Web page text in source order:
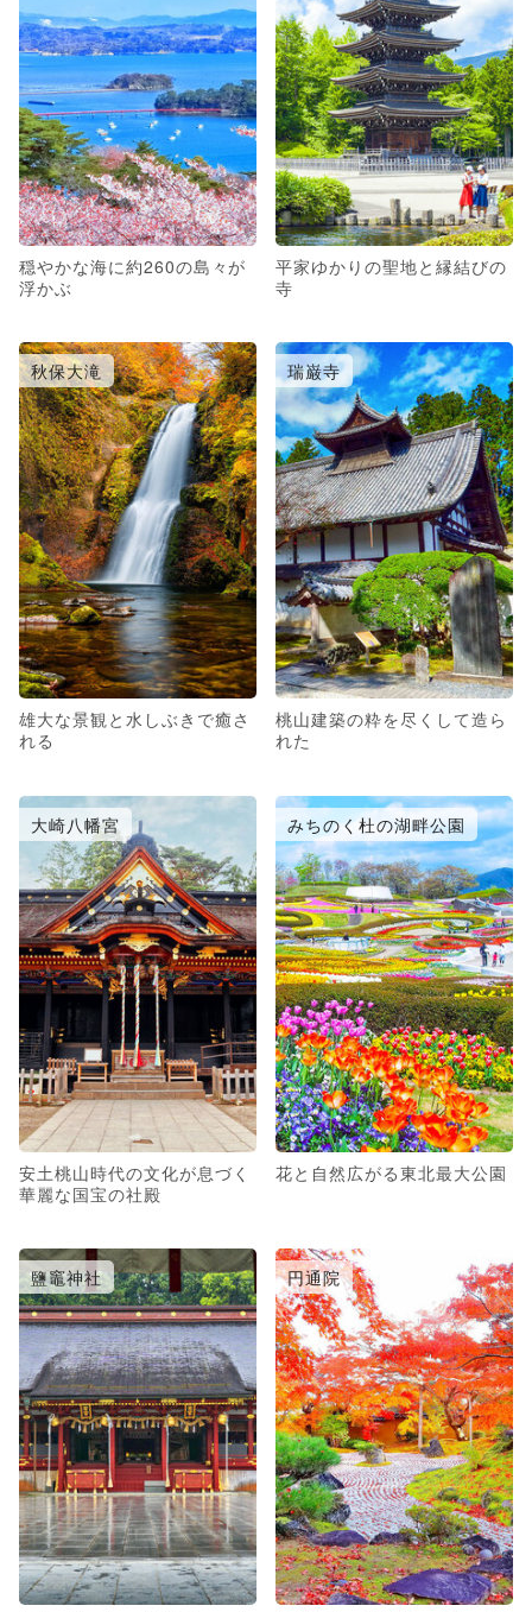
穏やかな海に約260の島々が
浮かぶ
平家ゆかりの聖地と縁結びの
寺
秋保大滝
雄大な景観と水しぶきで癒さ
れる
瑞巌寺
桃山建築の粋を尽くして造ら
れた
大崎八幡宮
安土桃山時代の文化が息づく
華麗な国宝の社殿
みちのく杜の湖畔公園
花と自然広がる東北最大公園
鹽竈神社 円通院